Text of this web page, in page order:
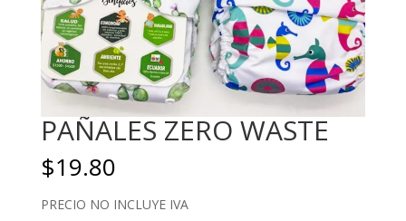
PAÑALES ZERO WASTE
$19.80
PRECIO NO INCLUYE IVA